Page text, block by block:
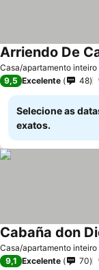
Casa/apartamento inteiro
Arriendo De
9,5 Excelente 48
Selecione as
exatos.
Casa/apartamento inteiro
Cabaña don
9,1 Excelente 70